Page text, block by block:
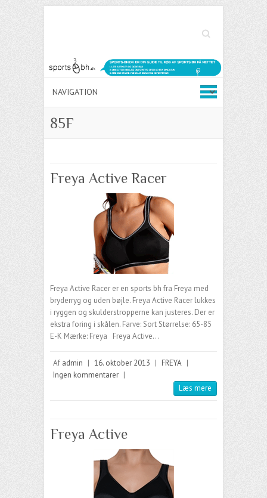
Søg
85F
Freya Active Racer
Freya Active Racer er en sports bh fra Freya med
bryderryg og uden bøjle. Freya Active Racer lukkes
i ryggen og skulderstropperne kan justeres. Der er
ekstra foring i skålen. Farve: Sort Størrelse: 65-85
E-K Mærke: Freya Freya Active…
Af admin | 16. oktober 2013 | FREYA |
Ingen kommentarer |
Læs mere
Freya Active